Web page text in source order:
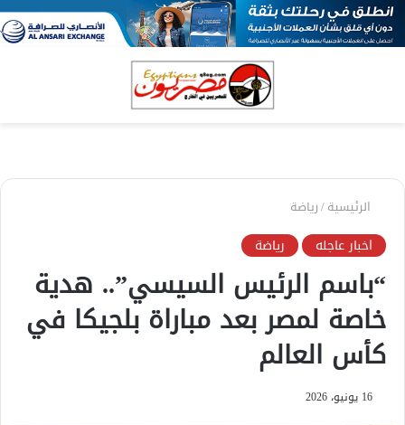
الرئيسية/رياضة
اخبار عاجله رياضة
“باسم الرئيس السيسي”.. هدية
خاصة لمصر بعد مباراة بلجيكا في
كأس العالم
16 يونيو، 2026